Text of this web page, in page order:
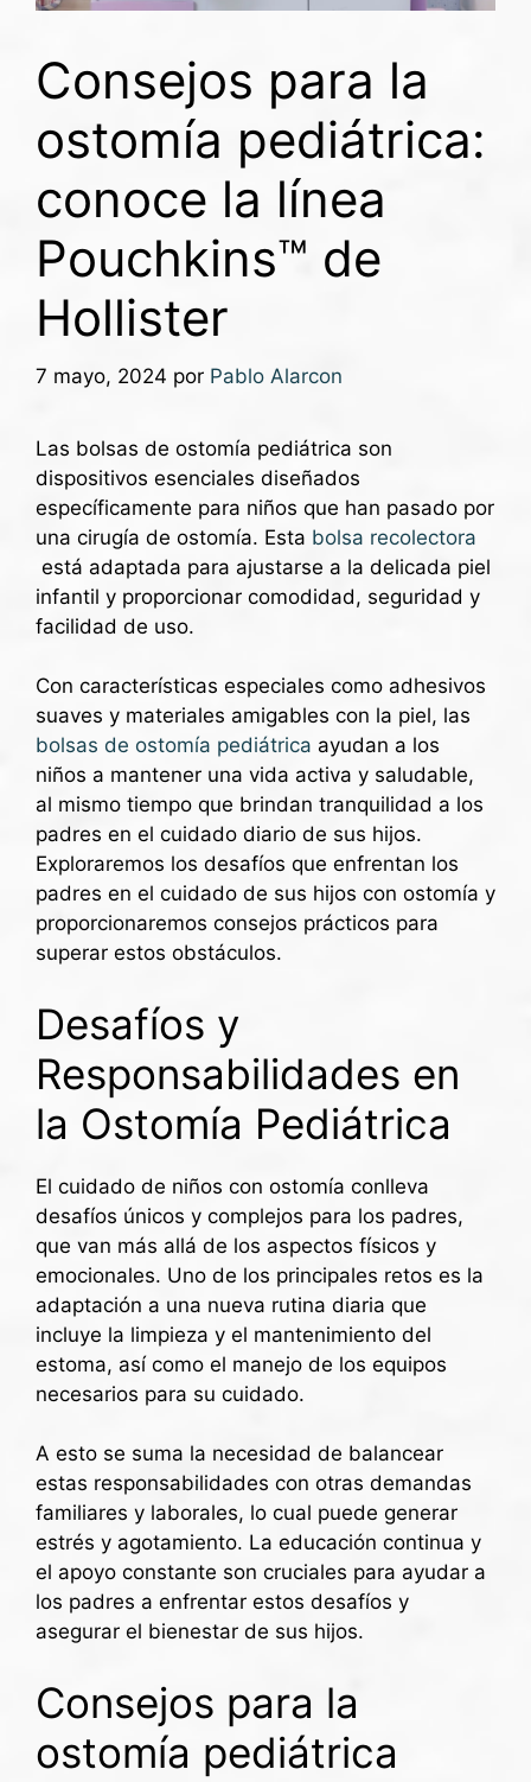
Consejos para la
ostomía pediátrica:
conoce la línea
Pouchkins™ de
Hollister
7 mayo, 2024 por Pablo Alarcon
Las bolsas de ostomía pediátrica son
dispositivos esenciales diseñados
específicamente para niños que han pasado por
una cirugía de ostomía. Esta bolsa recolectora
está adaptada para ajustarse a la delicada piel
infantil y proporcionar comodidad, seguridad y
facilidad de uso.
Con características especiales como adhesivos
suaves y materiales amigables con la piel, las
bolsas de ostomía pediátrica ayudan a los
niños a mantener una vida activa y saludable,
al mismo tiempo que brindan tranquilidad a los
padres en el cuidado diario de sus hijos.
Exploraremos los desafíos que enfrentan los
padres en el cuidado de sus hijos con ostomía y
proporcionaremos consejos prácticos para
superar estos obstáculos.
Desafíos y
Responsabilidades en
la Ostomía Pediátrica
El cuidado de niños con ostomía conlleva
desafíos únicos y complejos para los padres,
que van más allá de los aspectos físicos y
emocionales. Uno de los principales retos es la
adaptación a una nueva rutina diaria que
incluye la limpieza y el mantenimiento del
estoma, así como el manejo de los equipos
necesarios para su cuidado.
A esto se suma la necesidad de balancear
estas responsabilidades con otras demandas
familiares y laborales, lo cual puede generar
estrés y agotamiento. La educación continua y
el apoyo constante son cruciales para ayudar a
los padres a enfrentar estos desafíos y
asegurar el bienestar de sus hijos.
Consejos para la
ostomía pediátrica